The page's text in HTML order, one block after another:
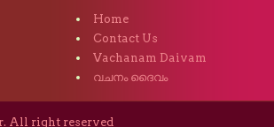
Home
Contact Us
Vachanam Daivam
വചനം ദൈവം
All right reserved